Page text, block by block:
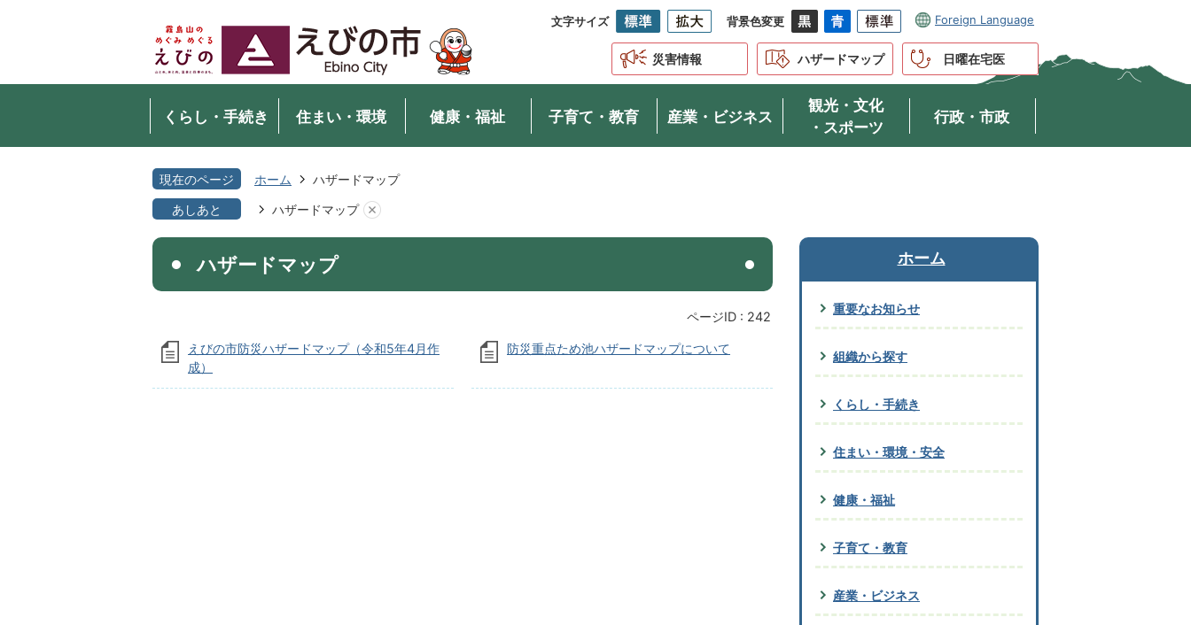
文字サイズ 背景色変更 Foreign Language
災害情報 ハザードマップ 日曜在宅医
くらし・手続き 住まい・環境 健康・福祉 子育て・教育 産業・ビジネス
観光・文化
・スポーツ
行政・市政
現在のページ ホーム
ハザードマップ
あしあと
ハザードマップ
ハザードマップ
ページID : 242
えびの市防災ハザードマップ（令和5年4月作
成）
防災重点ため池ハザードマップについて
ホーム
重要なお知らせ
組織から探す
くらし・手続き
住まい・環境・安全
健康・福祉
子育て・教育
産業・ビジネス